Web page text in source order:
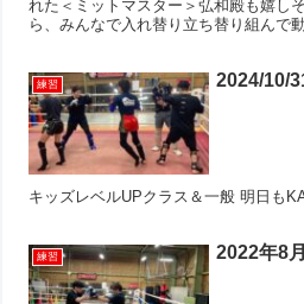
れた＜ミットマスター＞弘和殿も嬉し
ら、みんなで入れ替り立ち替り組んで
練習 2024/10/
キッズレベルUPクラス＆一般 明日も
練習 2022年8